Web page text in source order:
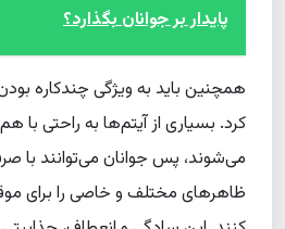
پایدار بر جوانان بگذارد؟
همچنین باید به ویژگی چندکاره
کرد. بسیاری از آیتم‌ها به راحتی با
می‌شوند، پس جوانان می‌توانند با
ظاهرهای مختلف و خاصی را برای